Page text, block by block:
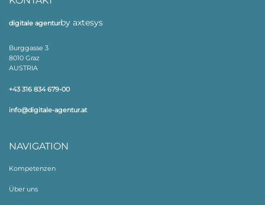
digitale agenturby axtesys
Burggasse 3
8010 Graz
AUSTRIA
+43 316 834 679-00
info@digitale-agentur.at
NAVIGATION
Kompetenzen
Über uns